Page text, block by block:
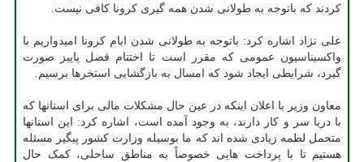
کردند که باتوجه به طولانی شدن همه گیری کرونا کافی نیست.
علی نژاد اشاره کرد: باتوجه به طولانی شدن ایام کرونا امیدواریم با
واکسیناسیون عمومی که مقرر است تا اختتام فصل پاییز صورت
گیرد، شرایطی ایجاد شود که امسال به بازگشایی استخرها برسیم.
معاون وزیر با اعلان اینکه در عین حال مشکلات مالی برای استانها که
با دریا سر و کار دارند، به وجود آمده است، اشاره کرد: این استانها
متحمل لطمه زیادی شده اند که ما بوسیله وزارت کشور پیگیر مسئله
هستیم تا با پرداخت هایی خصوصاً به مناطق ساحلی، کمک حال